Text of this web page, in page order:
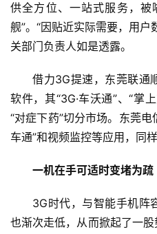
供全方位、一站式服务，被
舰”。“因贴近实际需要，用户
关部门负责人如是透露。
借力3G提速，东莞联通
软件，其“3G·车沃通”、“掌
“对症下药”切分市场。东莞电
车通”和视频监控等应用，同
一机在手可适时变堵为疏
3G时代，与智能手机阵
也渐次走低，从而掀起了一